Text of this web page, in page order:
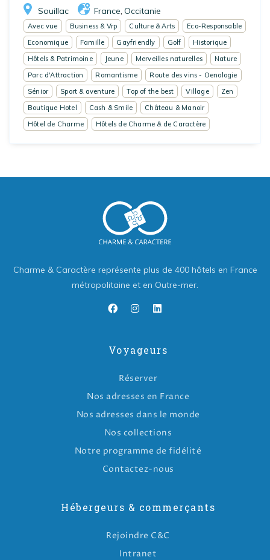
Souillac France Occitanie
Avec vue Business & Vrp Culture & Arts
Eco-Responsable
Economique
Famille Gayfriendly Golf
Historique
Hôtels & Patrimoine
Jeune Merveilles naturelles
Nature
Parc d'Attraction
Romantisme
Route des vins - Oenologie
Sénior
Sport & aventure Top of the best Village
Zen
Boutique Hotel
Cash & Smile
Château & Manoir
Hôtel de Charme
Hôtels de Charme & de Caractère
Charme & Caractère représente plus de 400 hôtels en France
métropolitaine et en Outre-mer.
Voyageurs
Réserver
Nos adresses en France
Nos adresses dans le monde
Nos collections
Notre programme de fidélité
Contactez-nous
Hébergeurs & commerçants
Rejoindre C&C
Intranet